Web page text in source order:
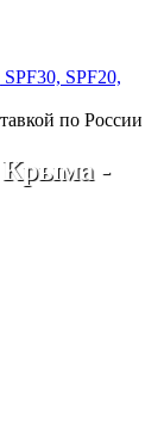
SPF20,
Крыма -